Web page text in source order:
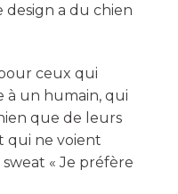
a du chien
ceux qui
un humain, qui
que de leurs
qui ne voient
« Je préfère